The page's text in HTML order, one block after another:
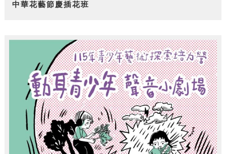
中華花藝節慶插花班